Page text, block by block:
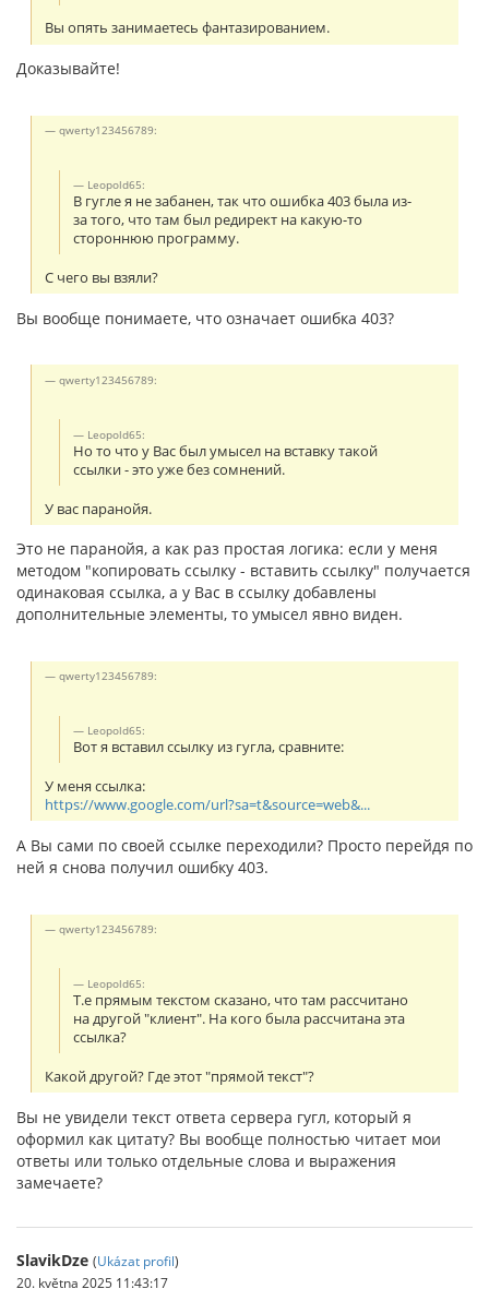
Вы опять занимаетесь фантазированием.
Доказывайте!
qwerty123456789:
Leopold65:
В гугле я не забанен, так что ошибка 403 была из-
за того, что там был редирект на какую-то
стороннюю программу.
С чего вы взяли?
Вы вообще понимаете, что означает ошибка 403?
qwerty123456789:
Leopold65:
Но то что у Вас был умысел на вставку такой
ссылки - это уже без сомнений.
У вас паранойя.
Это не паранойя, а как раз простая логика: если у меня
методом "копировать ссылку - вставить ссылку" получается
одинаковая ссылка, а у Вас в ссылку добавлены
дополнительные элементы, то умысел явно виден.
qwerty123456789:
Leopold65:
Вот я вставил ссылку из гугла, сравните:
У меня ссылка:
https://www.google.com/url?sa=t&source=web&...
А Вы сами по своей ссылке переходили? Просто перейдя по
ней я снова получил ошибку 403.
qwerty123456789:
Leopold65:
Т.е прямым текстом сказано, что там рассчитано
на другой "клиент". На кого была рассчитана эта
ссылка?
Какой другой? Где этот "прямой текст"?
Вы не увидели текст ответа сервера гугл, который я
оформил как цитату? Вы вообще полностью читает мои
ответы или только отдельные слова и выражения
замечаете?
SlavikDze (Ukázat profil)
20. května 2025 11:43:17